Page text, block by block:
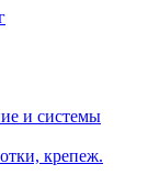
и системы
крепеж.